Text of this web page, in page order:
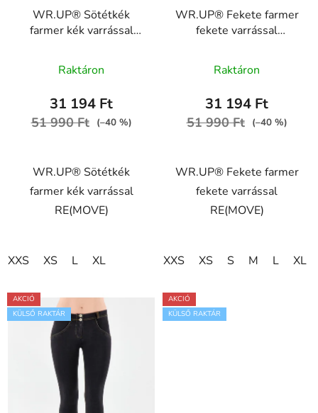
WR.UP® Sötétkék
farmer kék varrással
WRUP1RC002ORG,
J0B
Raktáron
31 194 Ft
51 990 Ft (–40 %)
WR.UP® Sötétkék
farmer kék varrással
RE(MOVE)
XXS XS L XL
WR.UP® Fekete farmer
fekete varrással
WRUP1RC002ORG,
J7Ntermék
átlagos
értékelése
5,0
csillag.
Raktáron
31 194 Ft
51 990 Ft (–40 %)
WR.UP® Fekete farmer
fekete varrással
RE(MOVE)
XXS XS S M L XL
AKCIÓ
KÜLSŐ RAKTÁR
AKCIÓ
KÜLSŐ RAKTÁR